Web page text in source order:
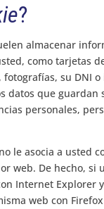
?
almacenar
como tarjetas
fotografías, su DNI
datos que guardan
personales,
le asocia a usted
web. De hecho, si
Internet Explorer
web con